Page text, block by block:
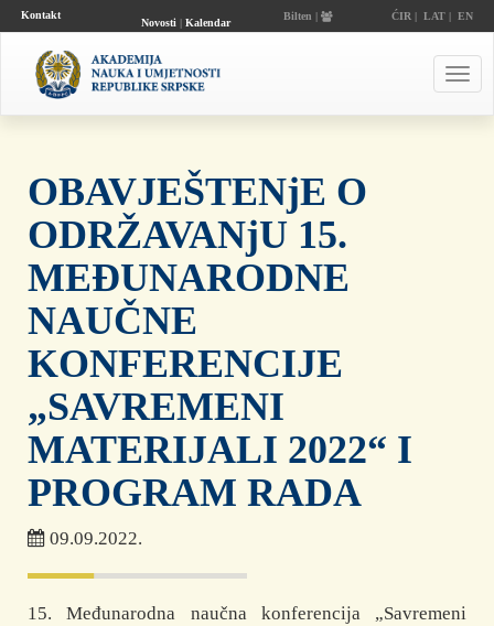
Kontakt
Novosti| Kalendar
Bilten | ĆIR | LAT| EN
OBAVJEŠTENjE O
ODRŽAVANjU 15.
MEĐUNARODNE
NAUČNE
KONFERENCIJE
„SAVREMENI
MATERIJALI 2022“ I
PROGRAM RADA
09.09.2022.
15. Međunarodna naučna konferencija „Savremeni